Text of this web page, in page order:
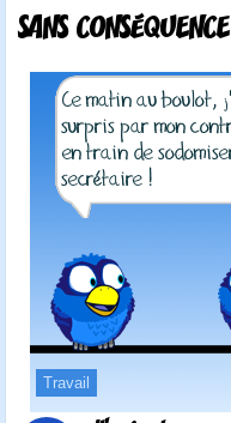
SANS CONSÉQUENCE
Travail